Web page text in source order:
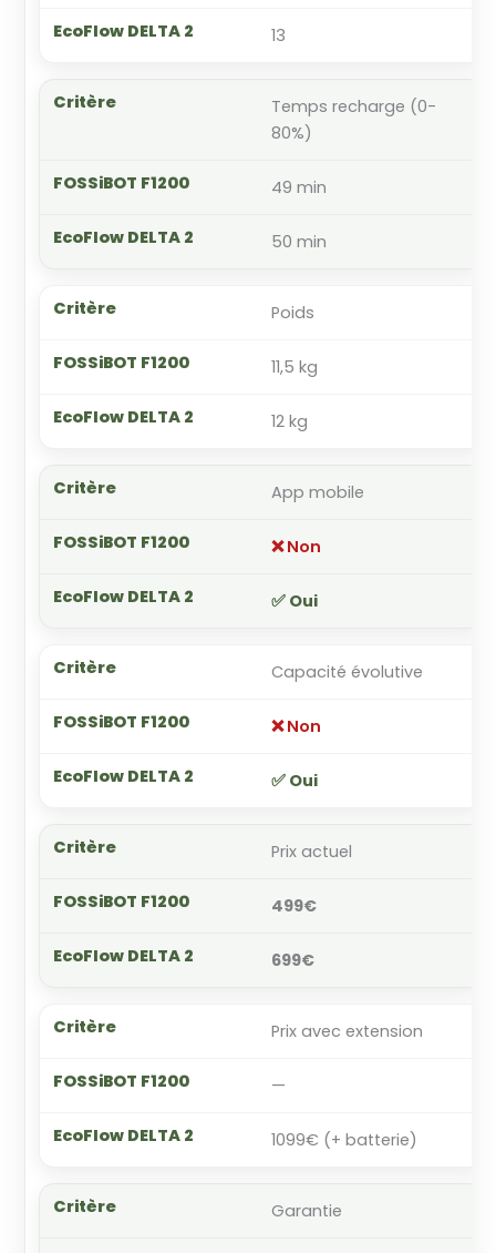
13
Temps recharge (0-
80%)
49 min
50 min
Poids
11,5 kg
12 kg
App mobile
❌ Non
✅ Oui
Capacité évolutive
❌ Non
✅ Oui
Prix actuel
499€
699€
Prix avec extension
—
1099€ (+ batterie)
Garantie